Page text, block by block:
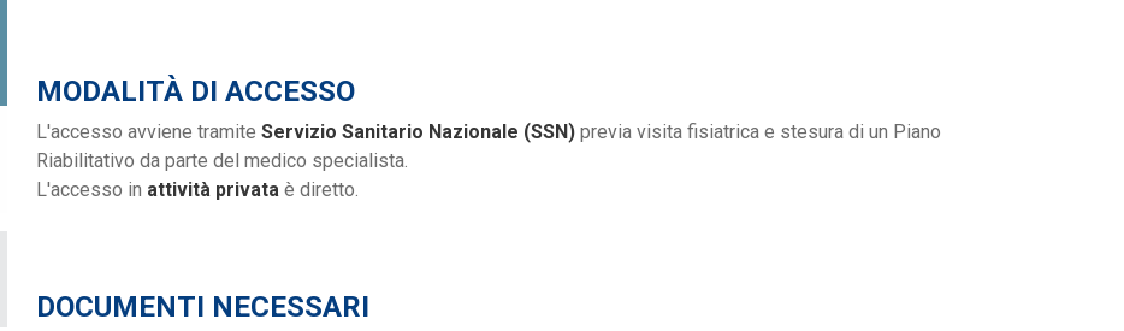
MODALITÀ DI ACCESSO
L'accesso avviene tramite Servizio Sanitario Nazionale (SSN) previa visita fisiatrica e stesura di un Piano
Riabilitativo da parte del medico specialista.
L'accesso in attività privata è diretto.
DOCUMENTI NECESSARI